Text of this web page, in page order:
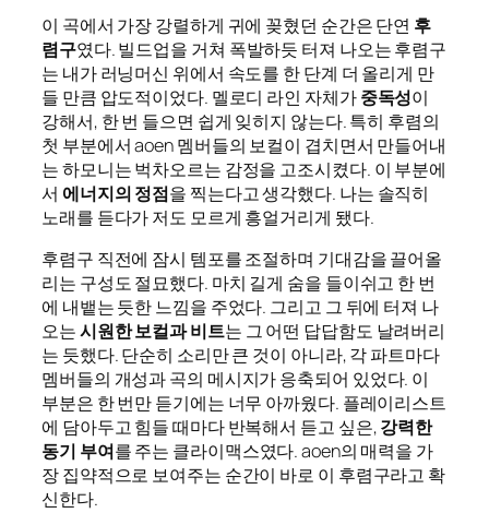
이 곡에서 가장 강렬하게 귀에 꽂혔던 순간은 단연 후
렴구였다. 빌드업을 거쳐 폭발하듯 터져 나오는 후렴구
는 내가 러닝머신 위에서 속도를 한 단계 더 올리게 만
들 만큼 압도적이었다. 멜로디 라인 자체가중독성이
강해서, 한 번 들으면 쉽게 잊히지 않는다. 특히 후렴의
첫 부분에서 aoen 멤버들의 보컬이 겹치면서 만들어내
는 하모니는 벅차오르는 감정을 고조시켰다. 이 부분에
서 에너지의 정점을 찍는다고 생각했다. 나는 솔직히
노래를 듣다가 저도 모르게 흥얼거리게 됐다.
후렴구 직전에 잠시 템포를 조절하며 기대감을 끌어올
리는 구성도 절묘했다. 마치 길게 숨을 들이쉬고 한 번
에 내뱉는 듯한 느낌을 주었다. 그리고 그 뒤에 터져 나
오는시원한 보컬과 비트는 그 어떤 답답함도 날려버리
는 듯했다. 단순히 소리만 큰 것이 아니라, 각 파트마다
멤버들의 개성과 곡의 메시지가 응축되어 있었다. 이
부분은 한 번만 듣기에는 너무 아까웠다. 플레이리스트
에 담아두고 힘들 때마다 반복해서 듣고 싶은,강력한
동기 부여를 주는 클라이맥스였다. aoen의 매력을 가
장 집약적으로 보여주는 순간이 바로 이 후렴구라고 확
신한다.